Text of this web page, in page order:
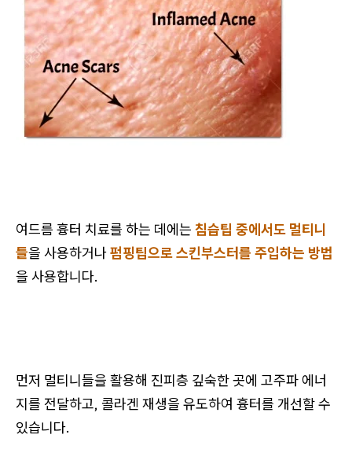
여드름 흉터 치료를 하는 데에는 침습팁 중에서도 멀티니
들을 사용하거나펌핑팁으로 스킨부스터를 주입하는 방법
을 사용합니다.
먼저 멀티니들을 활용해 진피층 깊숙한 곳에 고주파 에너
지를 전달하고, 콜라겐 재생을 유도하여 흉터를 개선할 수
있습니다.